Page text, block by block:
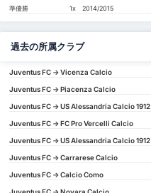
準優勝
1x 2014/2015
過去の所属クラブ
Juventus FC -> Vicenza Calcio
Juventus FC -> Piacenza Calcio
Juventus FC -> US Alessandria Calcio 1912
Juventus FC -> FC Pro Vercelli Calcio
Juventus FC -> US Alessandria Calcio 1912
Juventus FC -> Carrarese Calcio
Juventus FC -> Calcio Como